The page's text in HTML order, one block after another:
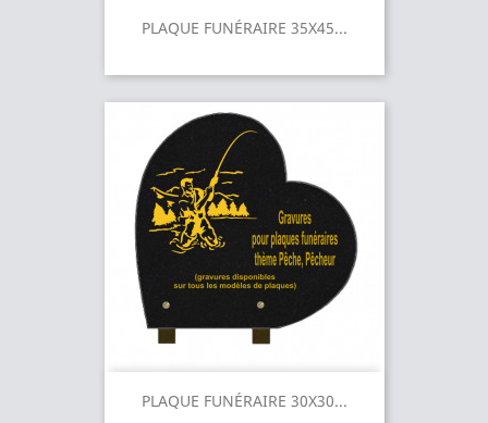
PLAQUE FUNÉRAIRE 35X45...
PLAQUE FUNÉRAIRE 30X30...